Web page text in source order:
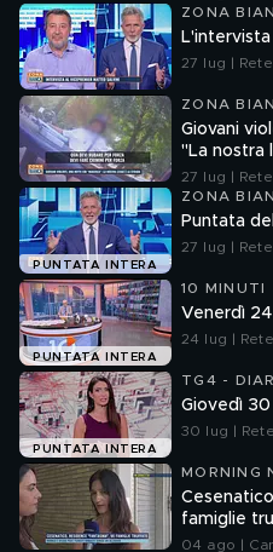
ZONA
27 lug |
ZONA
Giovani
"La nostra
27 lug |
PUNTATA INTERA
ZONA
Puntata
27 lug |
PUNTATA INTERA
10 MINUTI
Venerdì
24 lug |
PUNTATA INTERA
TG4 -
Giovedì 30
30 lug |
MORNING
famiglie
04 ago |